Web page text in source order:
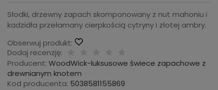
Słodki, drzewny zapach skomponowany z nut mahoniu i
kadzidła przełamany cierpkością cytryny i złotej ambry.
Obserwuj produkt:
Dodaj recenzję:
Producent: WoodWick-luksusowe świece zapachowe z
drewnianym knotem
Kod producenta: 5038581155869